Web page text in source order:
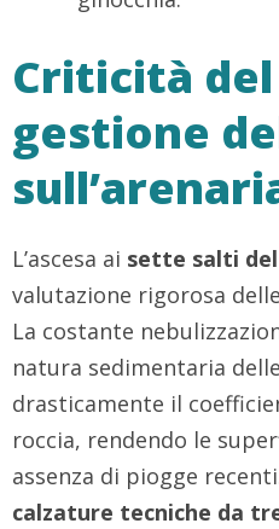
Criticità
gestione
L’ascesa ai sette salti
valutazione rigorosa
La costante
natura sedimentaria delle
drasticamente il
roccia, rendendo le
assenza di piogge
calzature tecniche da